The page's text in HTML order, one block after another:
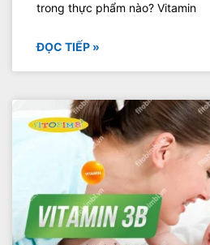
trong thực phẩm nào? Vitamin
ĐỌC TIẾP »